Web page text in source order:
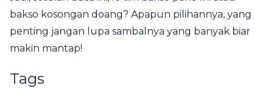
bakso kosongan doang? Apapun pilihannya, yang
penting jangan lupa sambalnya yang banyak biar
makin mantap!
Tags